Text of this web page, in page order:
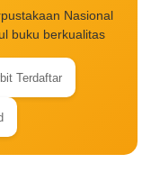
Nasional
buku berkualitas
Terdaftar